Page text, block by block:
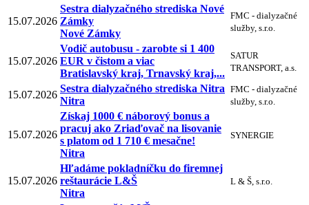
15.07.2026
Sestra dialyzačného strediska Nové
Zámky
Nové Zámky
FMC - dialyzačné
služby, s.r.o.
15.07.2026
Vodič autobusu - zarobte si 1 400
EUR v čistom a viac
Bratislavský kraj, Trnavský kraj,...
SATUR
TRANSPORT, a.s.
15.07.2026
Sestra dialyzačného strediska Nitra
Nitra
FMC - dialyzačné
služby, s.r.o.
15.07.2026
Získaj 1000 € náborový bonus a
pracuj ako Zriaďovač na lisovanie
s platom od 1 710 € mesačne!
Nitra
SYNERGIE
15.07.2026
Hľadáme pokladníčku do firemnej
reštaurácie L&Š
Nitra
L & Š, s.r.o.